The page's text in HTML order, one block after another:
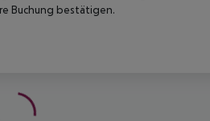
Buchung bestätigen.